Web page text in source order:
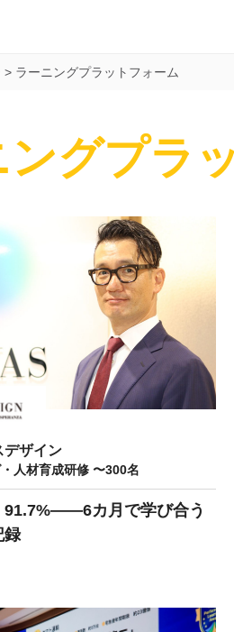
> ラーニングプラットフォーム
ングプラ
デザイン
人材育成研修 〜300名
91.7%——6カ月で学び合う
録